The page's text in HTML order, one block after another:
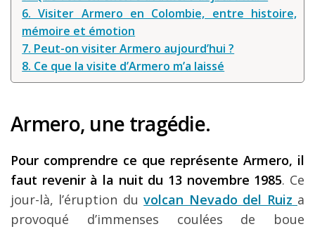
6. Visiter Armero en Colombie, entre histoire,
mémoire et émotion
7. Peut-on visiter Armero aujourd’hui ?
8. Ce que la visite d’Armero m’a laissé
Armero, une tragédie.
Pour comprendre ce que représente Armero, il
faut revenir à la nuit du 13 novembre 1985. Ce
jour-là, l’éruption duvolcan Nevado del Ruiz a
provoqué d’immenses coulées de boue